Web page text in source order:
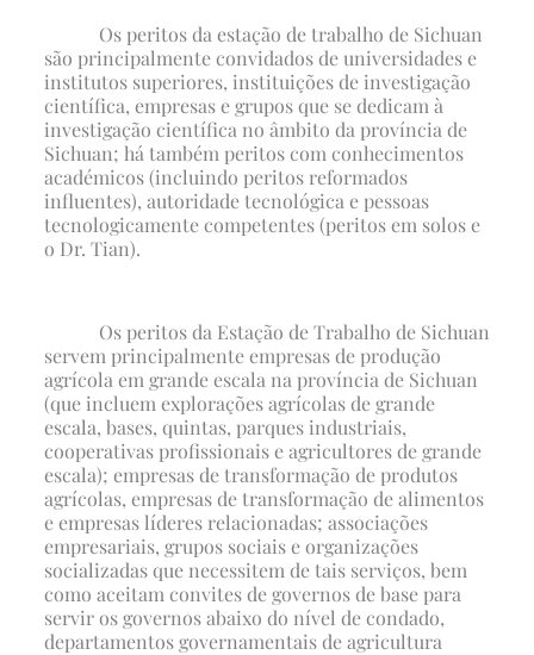
Os peritos da estação de trabalho de Sichuan
são principalmente convidados de universidades e
institutos superiores, instituições de investigação
científica, empresas e grupos que se dedicam à
investigação científica no âmbito da província de
Sichuan; há também peritos com conhecimentos
académicos (incluindo peritos reformados
influentes), autoridade tecnológica e pessoas
tecnologicamente competentes (peritos em solos e
o Dr. Tian).
Os peritos da Estação de Trabalho de Sichuan
servem principalmente empresas de produção
agrícola em grande escala na província de Sichuan
(que incluem explorações agrícolas de grande
escala, bases, quintas, parques industriais,
cooperativas profissionais e agricultores de grande
escala); empresas de transformação de produtos
agrícolas, empresas de transformação de alimentos
e empresas líderes relacionadas; associações
empresariais, grupos sociais e organizações
socializadas que necessitem de tais serviços, bem
como aceitam convites de governos de base para
servir os governos abaixo do nível de condado,
departamentos governamentais de agricultura